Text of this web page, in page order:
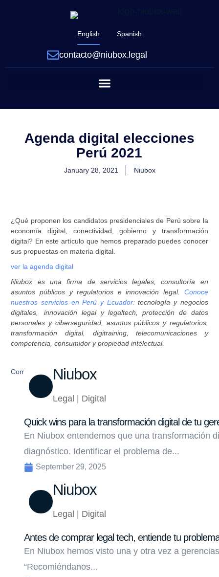
contacto@niubox.legal
English Spanish
Agenda digital elecciones
Perú 2021
January 28, 2021 Niubox
¿Qué proponen los candidatos presidenciales de Perú sobre la
economía digital, conectividad, gobierno y transformación
digital? En este artículo que hemos preparado puedes conocer
sus propuestas en materia digital.
ver la agenda digital
Niubox es una firma de servicios legales, consultoría en
asuntos públicos y regulatorios e innovación legal. Conoce
nuestros servicios en Perú y Ecuador:tecnología y negocios
digitales, innovación legal y legaltech, protección de datos
personales y ciberseguridad, asuntos públicos y regulatorios,
transformación digital, digitraining, telecomunicaciones y
competencia, consumidor y propiedad intelectual.
Compartir Niubox
Legal | Digital
Quick wins para la transformación digital de tu
En Niubox entendemos que una transformación
diagnóstico. Identificar el problema de...
September 29, 2025
Niubox
Legal | Digital
Antes de comprar legal tech, entiende tu
En Niubox hemos visto una y otra vez a
“Recomiéndanos...